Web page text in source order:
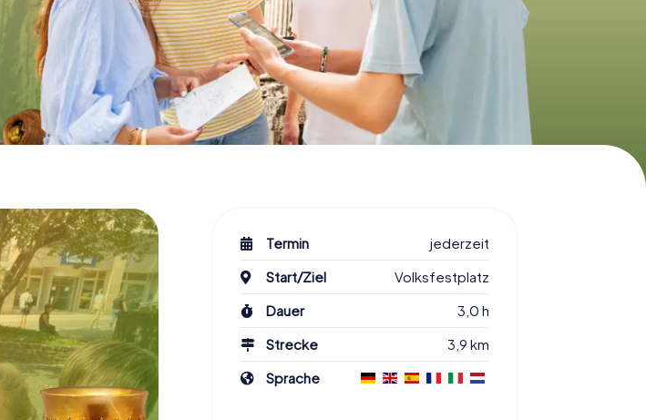
Termin
jederzeit
Start/Ziel
Volksfestplatz
Dauer
3,0 h
Strecke
3,9 km
Sprache